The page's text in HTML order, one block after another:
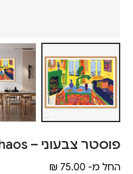
פוסטר צבעוני – Cozy Chaos
החל מ- ₪ 75.00